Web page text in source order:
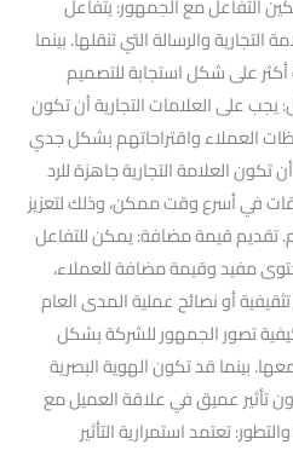
التفاعل مع الجمهور: يتفاعل
والرسالة التي تنقلها. بينما
أكثر على شكل استجابة للتصميم
يجب على العلامات التجارية أن تكون
العملاء واقتراحاتهم بشكل جدي
العلامة التجارية جاهزة للرد
في أسرع وقت ممكن، وذلك لتعزيز
تقديم قيمة مضافة: يمكن للتفاعل
مفيد وقيمة مضافة للعملاء،
أو نصائح عملية المدى العام
كيفية تصور الجمهور للشركة بشكل
بينما قد تكون الهوية البصرية
تأثير عميق في علاقة العميل مع
تعتمد استمرارية التأثير